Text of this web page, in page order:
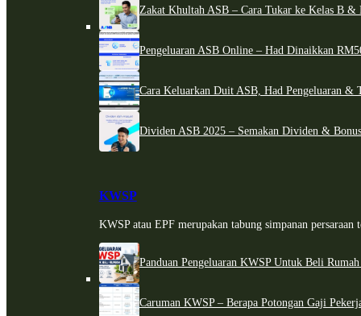
Zakat Khultah ASB – Cara Tukar ke Kelas B &
Pengeluaran ASB Online – Had Dinaikkan
Cara Keluarkan Duit ASB, Had Pengeluaran &
Dividen ASB 2025 – Semakan Dividen &
KWSP
KWSP atau EPF merupakan tabung simpanan persaraan
Panduan Pengeluaran KWSP Untuk Beli
Caruman KWSP – Berapa Potongan Gaji